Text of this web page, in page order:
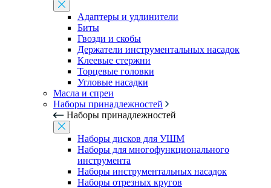
Адаптеры и удлинители
Биты
Гвозди и скобы
Держатели инструментальных насадок
Клеевые стержни
Торцевые головки
Угловые насадки
Масла и спреи
Наборы принадлежностей
Наборы принадлежностей
Наборы дисков для УШМ
Наборы для многофункционального
инструмента
Наборы инструментальных насадок
Наборы отрезных кругов